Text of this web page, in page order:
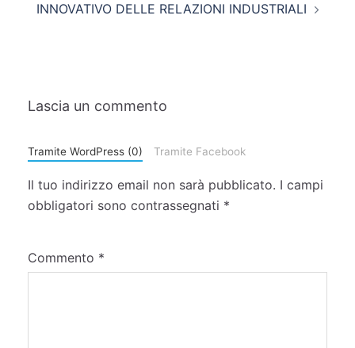
INNOVATIVO DELLE RELAZIONI INDUSTRIALI
Lascia un commento
Tramite WordPress (0) Tramite Facebook
Il tuo indirizzo email non sarà pubblicato. I campi
obbligatori sono contrassegnati *
Commento *